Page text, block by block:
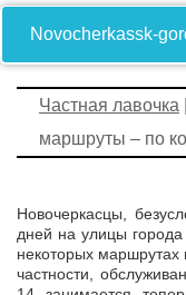
Novocherkassk-
Частная лавочка
маршруты – по
Новочеркасцы,
дней на улицы
некоторых маршрутах
частности,